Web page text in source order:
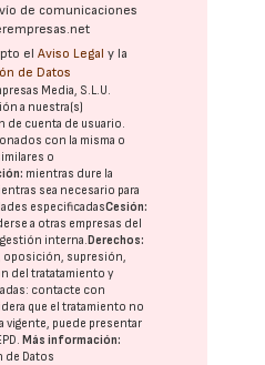
de comunicaciones
elAviso Legal y la
de Datos
Media, S.L.U.
a nuestra(s)
de cuenta de usuario.
con la misma o
o
mientras dure la
sea necesario para
especificadasCesión:
a otras empresas del
interna.Derechos:
oposición, supresión,
del tratatamiento y
contacte con
que el tratamiento no
vigente, puede presentar
.Más información:
de Datos